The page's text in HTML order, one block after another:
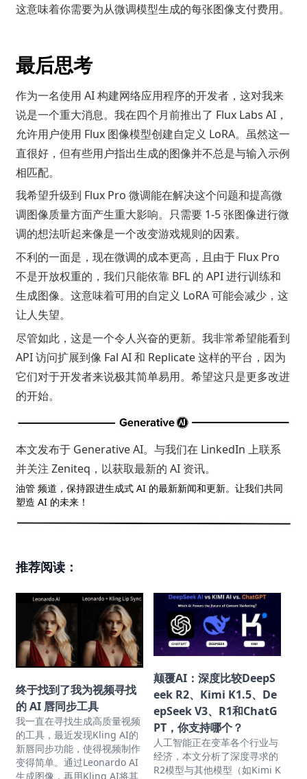
这意味着你需要为从微调模型生成的每张图像支付费用。
最后思考
作为一名使用 AI 构建网络应用程序的开发者，这对我来
说是一个重大消息。我在四个月前推出了 Flux Labs AI ，
允许用户使用 Flux 图像模型创建自定义 LoRA。虽然这一
直很好，但有些用户指出生成的图像并不总是与输入示例
相匹配。
我希望升级到 Flux Pro 微调能在解决这个问题和提高微
调图像质量方面产生重大影响。只需要 1-5 张图像进行微
调的想法听起来像是一个改变游戏规则的因素。
不利的一面是，现在微调的成本更高，且由于 Flux Pro
不是开放权重的，我们只能依靠 BFL 的 API 进行训练和
生成图像。这意味着可用的自定义 LoRA 可能会减少，这
让人失望。
尽管如此，这是一个令人兴奋的更新。我非常希望能看到
API 访问扩展到像 Fal AI 和 Replicate 这样的平台，因为
它们对于开发者来说极其简单易用。希望这只是更多改进
的开始。
本文发布于 Generative AI。与我们在 LinkedIn 上联系
并关注 Zeniteq ，以获取最新的 AI 资讯。
油管 频道，保持跟进生成式 AI 的最新新闻和更新。让我们共同
塑造 AI 的未来！
推荐阅读：
终于找到了我为视频寻找
的 AI 唇同步工具
我一直在寻找生成高质量视频
的工具，最近发现Kling AI的
新唇同步功能，使得视频制作
变得简单。通过Leonardo AI
生成图像，再用Kling AI将其
颠覆AI：深度比较DeepS
eek R2、Kimi K1.5、De
epSeek V3、R1和ChatG
PT，你支持哪个？
人工智能正在变革各个行业与
经济，本文分析了深度寻求的
R2模型与其他模型（如Kimi K